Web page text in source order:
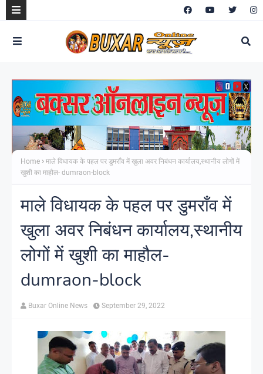
Home
माले विधायक के पहल पर डुमराँव में खुला अवर निबंधन कार्यालय,स्थानीय लोगों में
खुशी का माहौल- dumraon-block
माले विधायक के पहल पर डुमराँव में
खुला अवर निबंधन कार्यालय,स्थानीय
लोगों में खुशी का माहौल-
dumraon-block
Buxar Online News September 29, 2022